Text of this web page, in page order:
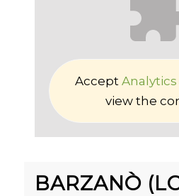
Accept Analytics
view the
BARZANÒ